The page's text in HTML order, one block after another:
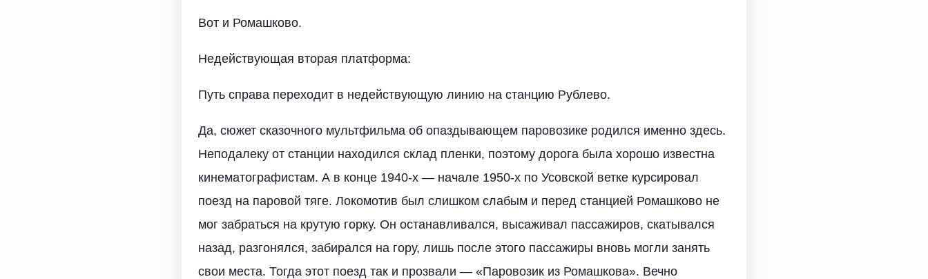
Вот и Ромашково.
Недействующая вторая платформа:
Путь справа переходит в недействующую линию на станцию Рублево.
Да, сюжет сказочного мультфильма об опаздывающем паровозике родился именно здесь.
Неподалеку от станции находился склад пленки, поэтому дорога была хорошо известна
кинематографистам. А в конце 1940-х — начале 1950-х по Усовской ветке курсировал
поезд на паровой тяге. Локомотив был слишком слабым и перед станцией Ромашково не
мог забраться на крутую горку. Он останавливался, высаживал пассажиров, скатывался
назад, разгонялся, забирался на гору, лишь после этого пассажиры вновь могли занять
свои места. Тогда этот поезд так и прозвали — «Паровозик из Ромашкова». Вечно